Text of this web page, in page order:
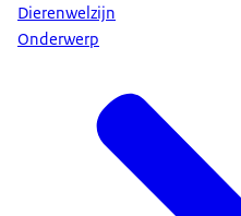
Dierenwelzijn
Onderwerp